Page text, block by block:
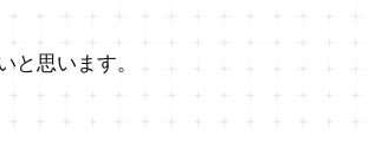
思います。